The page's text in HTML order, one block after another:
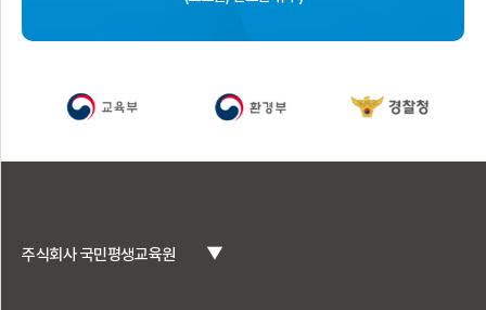
주식회사 국민평생교육원 ▼